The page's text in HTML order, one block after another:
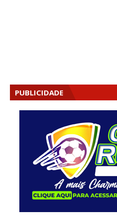
PUBLICIDADE